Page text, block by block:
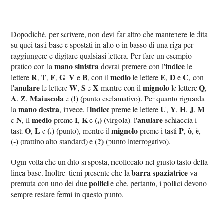
Dopodiché, per scrivere, non devi far altro che mantenere le dita
su quei tasti base e spostati in alto o in basso di una riga per
raggiungere e digitare qualsiasi lettera. Per fare un esempio
pratico con lamano sinistradovrai premere con l'indicele
lettereR,T,F,G,V eB, con ilmediole lettereE,D eC, con
l'anularele lettereW,S eX mentre con ilmignolole lettereQ,
A,Z,Maiuscolae(!)(punto esclamativo). Per quanto riguarda
lamano destra, invece, l'indicepreme le lettereU,Y,H,J,M
eN, ilmediopremeI,Ke(,)(virgola), l'anulareschiaccia i
tastiO,L e(.)(punto), mentre ilmignolopreme i tastiP,ò,è,
(-)(trattino alto standard) e(?)(punto interrogativo).
Ogni volta che un dito si sposta, ricollocalo nel giusto tasto della
linea base. Inoltre, tieni presente che labarra spaziatriceva
premuta con uno dei duepollicie che, pertanto, i pollici devono
sempre restare fermi in questo punto.